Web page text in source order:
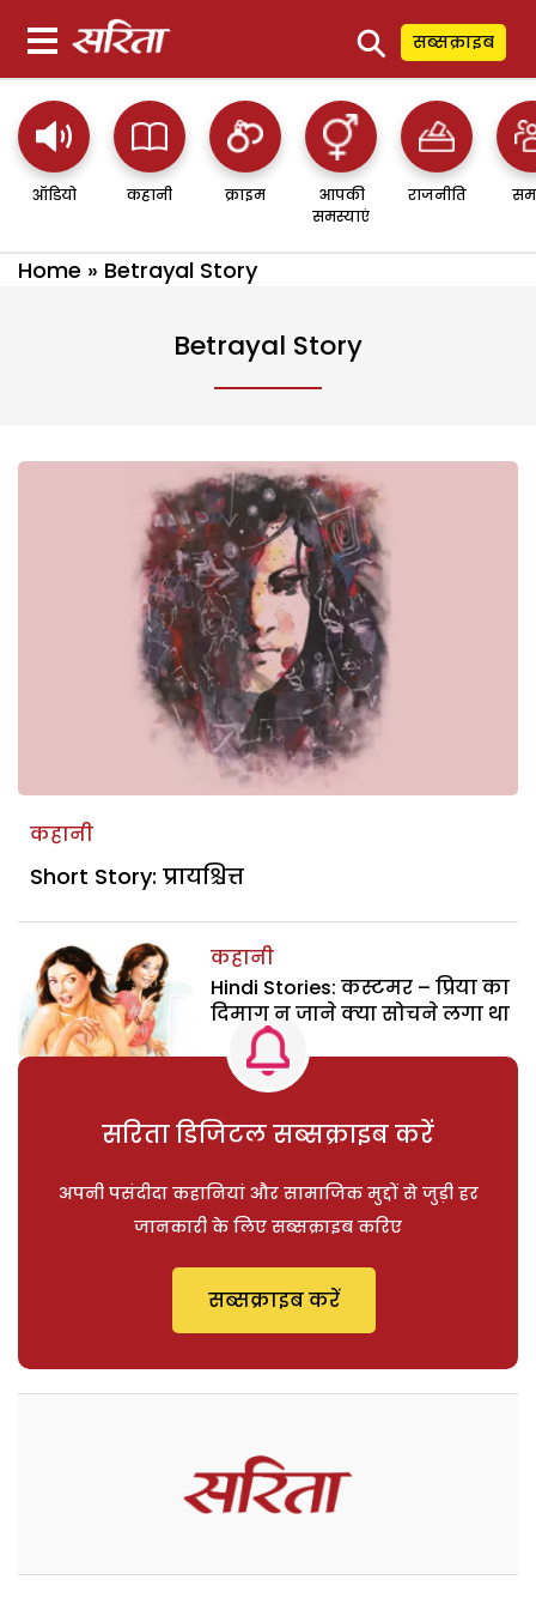
⚲ सब्सक्राइब
ऑडियो कहानी क्राइम
आपकी
समस्याएं
राजनीति
Home » Betrayal Story
Betrayal Story
कहानी
Short Story: प्रायश्चित्त
कहानी
Hindi Stories: कस्टमर – प्रिया का
दिमाग न जाने क्या सोचने लगा था
सरिता डिजिटल सब्सक्राइब करें
अपनी पसंदीदा कहानियां और सामाजिक मुद्दों से जुड़ी हर
जानकारी के लिए सब्सक्राइब करिए
सब्सक्राइब करें